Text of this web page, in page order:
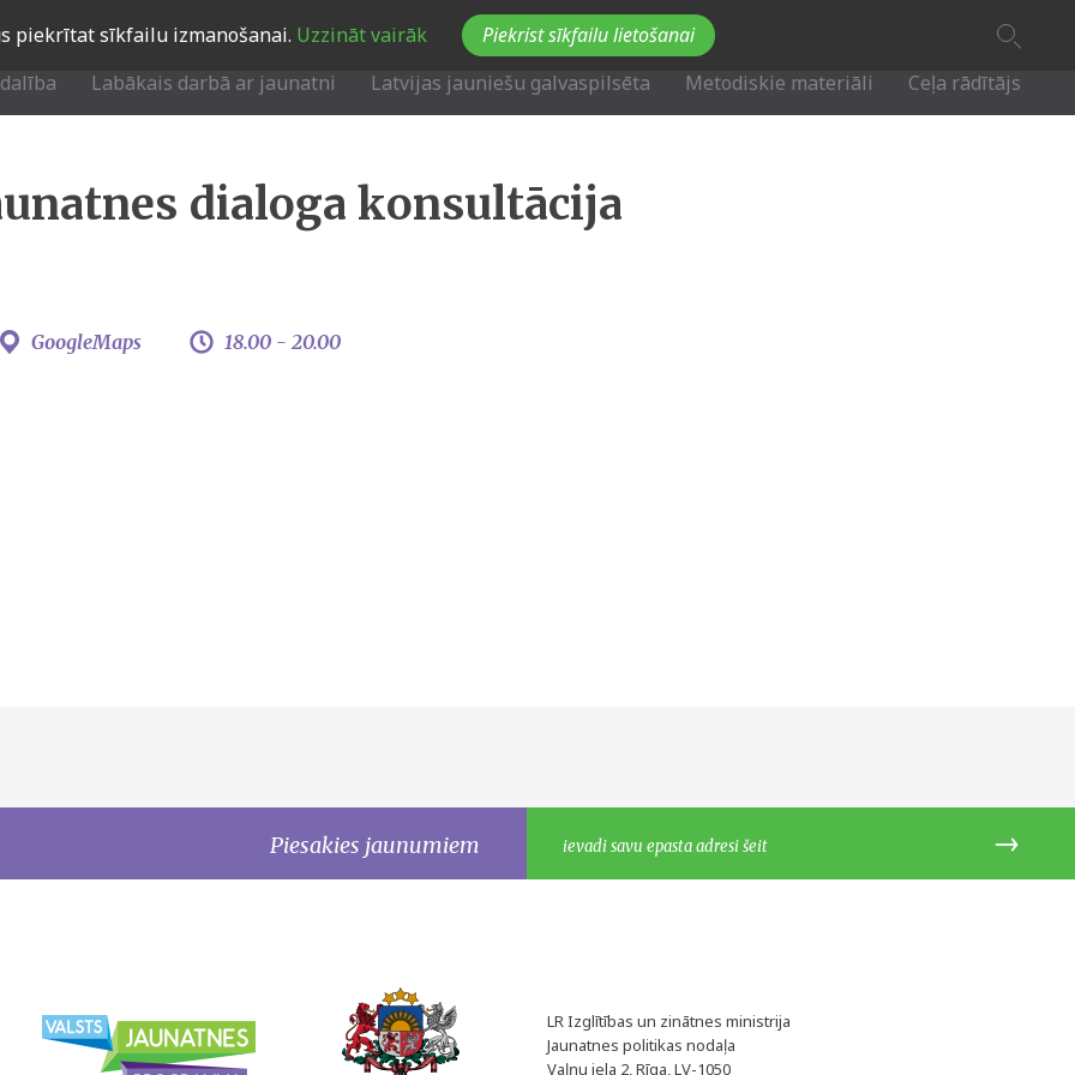
piekrītat sīkfailu izmanošanai. Uzzināt vairāk Piekrist sīkfailu lietošanai
Labākais darbā ar jaunatni Latvijas jauniešu galvaspilsēta Metodiskie materiāli Ceļa rādītājs
dialoga konsultācija
GoogleMaps 18.00 - 20.00
Piesakies jaunumiem
LR Izglītības un zinātnes ministrija
Jaunatnes politikas nodaļa
Vaļņu iela 2, Rīga, LV-1050